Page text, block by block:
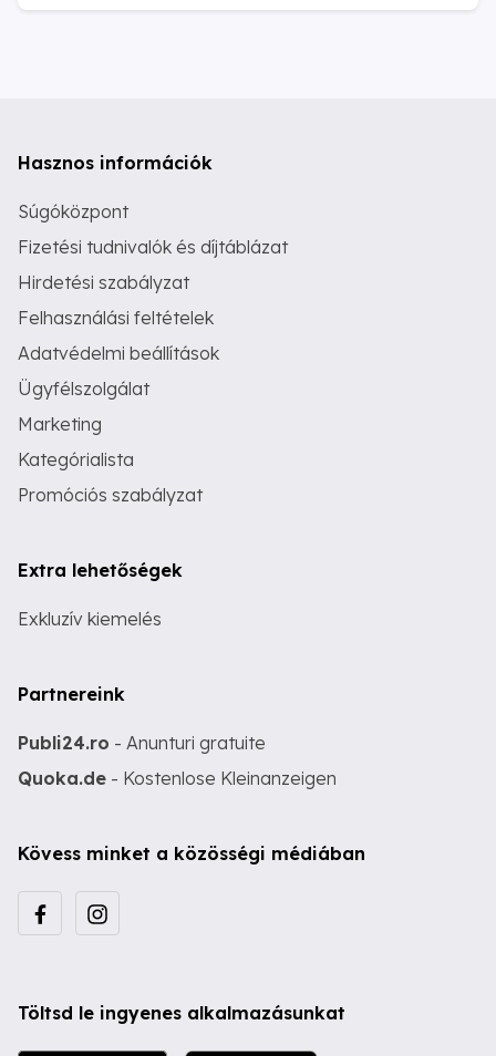
Hasznos információk
Súgóközpont
Fizetési tudnivalók és díjtáblázat
Hirdetési szabályzat
Felhasználási feltételek
Adatvédelmi beállítások
Ügyfélszolgálat
Marketing
Kategórialista
Promóciós szabályzat
Extra lehetőségek
Exkluzív kiemelés
Partnereink
Publi24.ro - Anunturi gratuite
Quoka.de - Kostenlose Kleinanzeigen
Kövess minket a közösségi médiában
Töltsd le ingyenes alkalmazásunkat